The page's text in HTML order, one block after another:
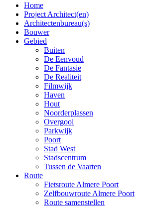
Home
Project Architect(en)
Architectenbureau(s)
Bouwer
Gebied
Buiten
De Eenvoud
De Fantasie
De Realiteit
Filmwijk
Haven
Hout
Noorderplassen
Overgooi
Parkwijk
Poort
Stad West
Stadscentrum
Tussen de Vaarten
Route
Fietsroute Almere Poort
Zelfbouwroute Almere Poort
Route samenstellen